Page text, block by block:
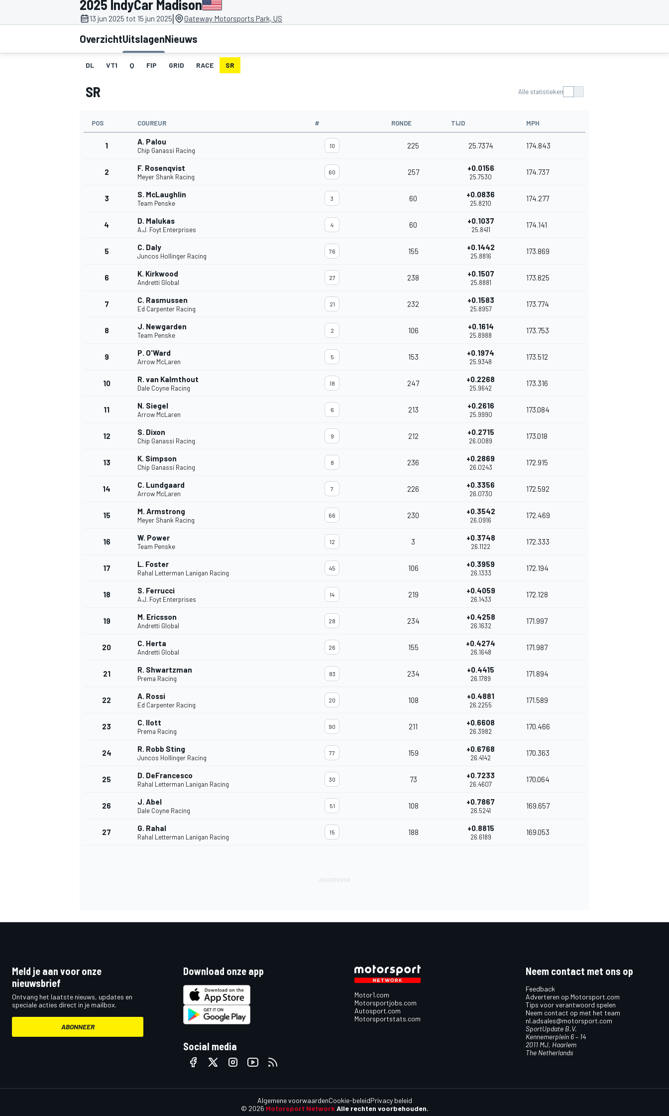
DTM
2025 IndyCar Madison
13 jun 2025 tot 15 jun 2025| Gateway Motorsports Park, US
OverzichtUitslagenNieuws
DL VT1 Q FIP GRID RACE SR
SR Alle statistieken
POS COUREUR # RONDE TIJD MPH
1 A. Palou
Chip Ganassi Racing
10 225 25.7374 174.843
2 F. Rosenqvist
Meyer Shank Racing
60 257 +0.0156
25.7530
174.737
3 S. McLaughlin
Team Penske
3 60 +0.0836
25.8210
174.277
4 D. Malukas
A.J. Foyt Enterprises
4 60 +0.1037
25.8411
174.141
5 C. Daly
Juncos Hollinger Racing
76 155 +0.1442
25.8816
173.869
6 K. Kirkwood
Andretti Global
27 238 +0.1507
25.8881
173.825
7 C. Rasmussen
Ed Carpenter Racing
21 232 +0.1583
25.8957
173.774
8 J. Newgarden
Team Penske
2 106 +0.1614
25.8988
173.753
9 P. O'Ward
Arrow McLaren
5 153 +0.1974
25.9348
173.512
10 R. van Kalmthout
Dale Coyne Racing
18 247 +0.2268
25.9642
173.316
11 N. Siegel
Arrow McLaren
6 213 +0.2616
25.9990
173.084
12 S. Dixon
Chip Ganassi Racing
9 212 +0.2715
26.0089
173.018
13 K. Simpson
Chip Ganassi Racing
8 236 +0.2869
26.0243
172.915
14 C. Lundgaard
Arrow McLaren
7 226 +0.3356
26.0730
172.592
15 M. Armstrong
Meyer Shank Racing
66 230 +0.3542
26.0916
172.469
16 W. Power
Team Penske
12 3 +0.3748
26.1122
172.333
17 L. Foster
Rahal Letterman Lanigan Racing
45 106 +0.3959
26.1333
172.194
18 S. Ferrucci
A.J. Foyt Enterprises
14 219 +0.4059
26.1433
172.128
19 M. Ericsson
Andretti Global
28 234 +0.4258
26.1632
171.997
20 C. Herta
Andretti Global
26 155 +0.4274
26.1648
171.987
21 R. Shwartzman
Prema Racing
83 234 +0.4415
26.1789
171.894
22 A. Rossi
Ed Carpenter Racing
20 108 +0.4881
26.2255
171.589
23 C. Ilott
Prema Racing
90 211 +0.6608
26.3982
170.466
24 R. Robb Sting
Juncos Hollinger Racing
77 159 +0.6768
26.4142
170.363
25 D. DeFrancesco
Rahal Letterman Lanigan Racing
30 73 +0.7233
26.4607
170.064
26 J. Abel
Dale Coyne Racing
51 108 +0.7867
26.5241
169.657
27 G. Rahal
Rahal Letterman Lanigan Racing
15 188 +0.8815
26.6189
169.053
Meld je aan voor onze
nieuwsbrief
Ontvang het laatste nieuws, updates en
speciale acties direct in je mailbox.
ABONNEER
Download onze app
Social media
Motor1.com
Motorsportjobs.com
Autosport.com
Motorsportstats.com
Neem contact met ons op
Feedback
Adverteren op Motorsport.com
Tips voor verantwoord spelen
Neem contact op met het team
nl.adsales@motorsport.com
SportUpdate B.V.
Kennemerplein 6 – 14
2011 MJ, Haarlem
The Netherlands
© 2026 Motorsport Network Alle rechten voorbehouden.
Algemene voorwaardenCookie-beleidPrivacy beleid